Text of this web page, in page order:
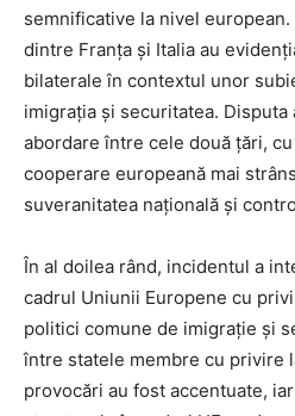
semnificative la nivel
dintre Franța și Italia au
bilaterale în contextul unor
imigrația și securitatea.
abordare între cele două țări,
cooperare europeană mai
suveranitatea națională și
În al doilea rând, incidentul a
cadrul Uniunii Europene cu
politici comune de imigrație și
între statele membre cu privire
provocări au fost accentuate,